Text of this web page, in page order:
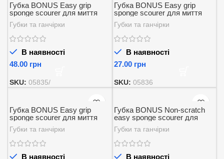
Губка BONUS Easy grip
sponge scourer для миття
посуди 5 шт.
Губки та ганчірки
В наявності
грн
SKU: 05835/
Губка BONUS Easy grip
sponge scourer для миття
посуду 10 шт.
Губки та ганчірки
В наявності
грн
SKU: 05836
Губка BONUS Easy grip
sponge scourer для миття
посуду 3шт.
Губки та ганчірки
В наявності
Губка BONUS Non-scratch
easy sponge scourer для
миття посуди 2шт.
Губки та ганчірки
В наявності